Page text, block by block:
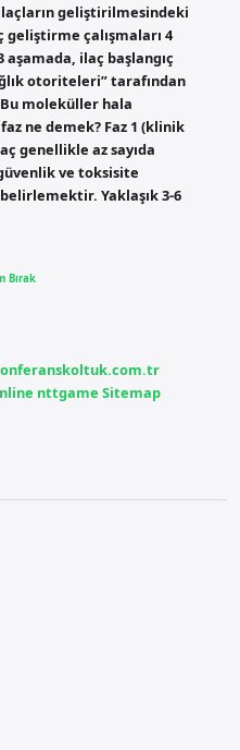
geliştirilmesindeki
geliştirme çalışmaları 4
ilaç başlangıç
otoriteleri” tarafından
moleküller hala
ne demek? Faz 1 (klinik
genellikle az sayıda
ve toksisite
belirlemektir. Yaklaşık 3-6
Bırak
nttgame Sitemap